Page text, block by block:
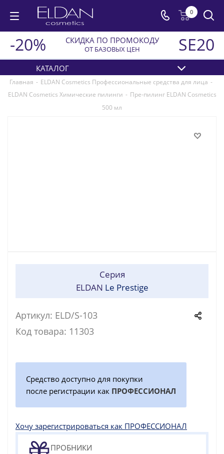
0
-20% СКИДКА ПО ПРОМОКОДУ
ОТ БАЗОВЫХ ЦЕН SE20
КАТАЛОГ
Главная - ELDAN Cosmetics Профессиональные средства для лица -
ELDAN Cosmetics Химические пилинги - Пре-пилинг ELDAN Cosmetics
500 мл
Артикул: ELD/S-103
Код товара: 11303
Серия
ELDAN Le Prestige
Средство доступно для покупки
после регистрации как ПРОФЕССИОНАЛ
Хочу зарегистрироваться как ПРОФЕССИОНАЛ
ПРОБНИКИ